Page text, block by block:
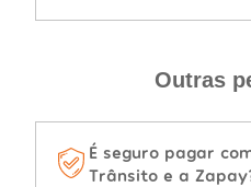
Outras
É seguro pagar
Trânsito e a